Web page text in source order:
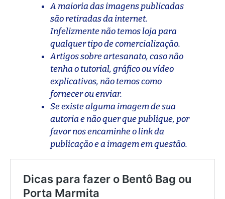
A maioria das imagens publicadas
são retiradas da internet.
Infelizmente não temos loja para
qualquer tipo de comercialização.
Artigos sobre artesanato, caso não
tenha o tutorial, gráfico ou vídeo
explicativos, não temos como
fornecer ou enviar.
Se existe alguma imagem de sua
autoria e não quer que publique, por
favor nos encaminhe o link da
publicação e a imagem em questão.